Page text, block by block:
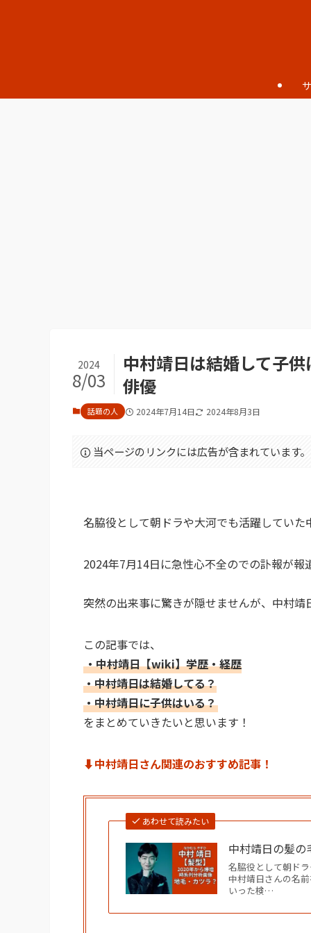
中村靖日は結婚して子
俳優
2024
8/03
話題の人 2024年7月14日 2024年8月3日
当ページのリンクには広告が含まれています。
名脇役として朝ドラや大河でも活躍してい
2024年7月14日に急性心不全のでの訃報が報
突然の出来事に驚きが隠せませんが、中村
この記事では、
・中村靖日【wiki】学歴・経歴
・中村靖日は結婚してる？
・中村靖日に子供はいる？
をまとめていきたいと思います！
⬇︎中村靖日さん関連のおすすめ記事！
あわせて読みたい
中村靖日の髪
名脇役として朝ド
中村靖日さんの名
いった検…